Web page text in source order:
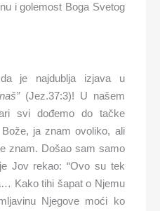
i golemost Boga Svetog
je najdublja izjava u
(Jez.37:3)! U našem
svi dođemo do tačke
ja znam ovoliko, ali
znam. Došao sam samo
Jov rekao: “Ovo su tek
Kako tihi šapat o Njemu
Njegove moći ko